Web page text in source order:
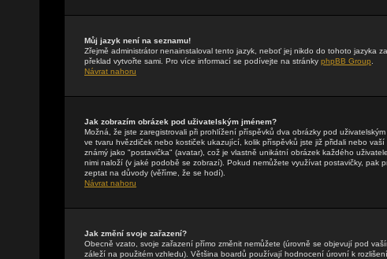
Můj jazyk není na seznamu!
Zřejmě administrátor nenainstaloval tento jazyk, neboť jej nikdo do tohoto jazyka
překlad vytvořte sami. Pro více informací se podívejte na stránky phpBB Group
Návrat nahoru
Jak zobrazím obrázek pod uživatelským jménem?
Možná, že jste zaregistrovali při prohlížení příspěvků dva obrázky pod
ve tvaru hvězdiček nebo kostiček ukazující, kolik příspěvků jste již přidali nebo
známý jako "postavička" (avatar), což je vlastně unikátní obrázek každého
nimi naloží (v jaké podobě se zobrazí). Pokud nemůžete využívat postavičky, pak
zeptat na důvody (věříme, že se hodí).
Návrat nahoru
Jak změní svoje zařazení?
Obecně vzato, svoje zařazení přímo změnit nemůžete (úrovně se objevují pod
záleží na použitém vzhledu). Většina boardů používají hodnocení úrovní k